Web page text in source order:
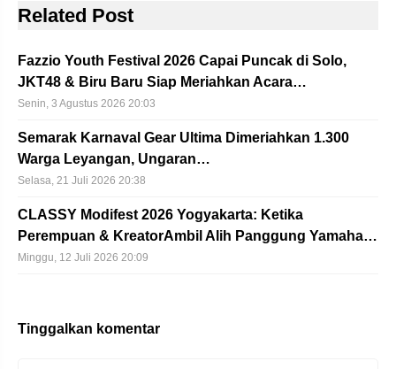
Related Post
Fazzio Youth Festival 2026 Capai Puncak di Solo,
JKT48 & Biru Baru Siap Meriahkan Acara…
Senin, 3 Agustus 2026 20:03
Semarak Karnaval Gear Ultima Dimeriahkan 1.300
Warga Leyangan, Ungaran…
Selasa, 21 Juli 2026 20:38
CLASSY Modifest 2026 Yogyakarta: Ketika
Perempuan & KreatorAmbil Alih Panggung Yamaha…
Minggu, 12 Juli 2026 20:09
Tinggalkan komentar